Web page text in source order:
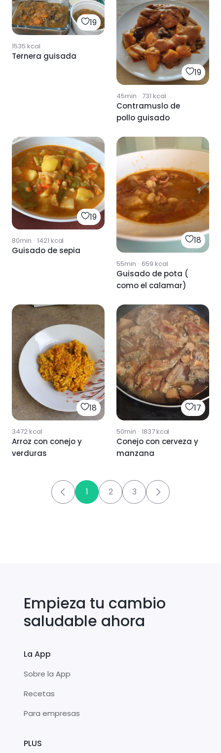
19
1535 kcal
Ternera guisada
19
45min · 731 kcal
Contramuslo de
pollo guisado
19
80min · 1421 kcal
Guisado de sepia
18
55min · 659 kcal
Guisado de pota (
como el calamar)
18
3472kcal
Arroz con conejo y
verduras
17
50min · 1837kcal
Conejo con cerveza y
manzana
1 2 3
Empieza tu cambio
saludable ahora
La App
Sobre la App
Recetas
Para empresas
PLUS